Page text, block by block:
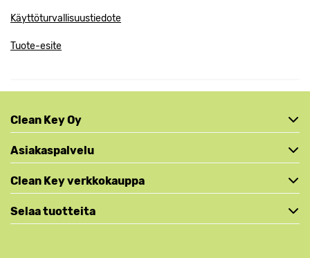
Käyttöturvallisuustiedote
Tuote-esite
Clean Key Oy
Asiakaspalvelu
Clean Key verkkokauppa
Selaa tuotteita